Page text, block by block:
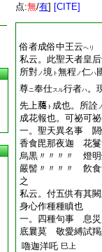
点:無/有] [CITE]
俗者成俗中王云ヘリ
私云。此聖天者皇
所對ノ境 ト 無程 ノ仁ハ
尊ニ奉仕スル行者ハ。
先上﨟 ト 成也。所詮
成花報也。可祕可祕
一。聖天異名事
香食毘那夜迦 花
烏黒〃〃〃〃 燈
嚴髻〃〃〃〃 飮
之
私云。付五供有其
身心作種種瞋也
一。四種句事 息
底曩莫 敬愛縛試
嚕迦洋吒 巳上